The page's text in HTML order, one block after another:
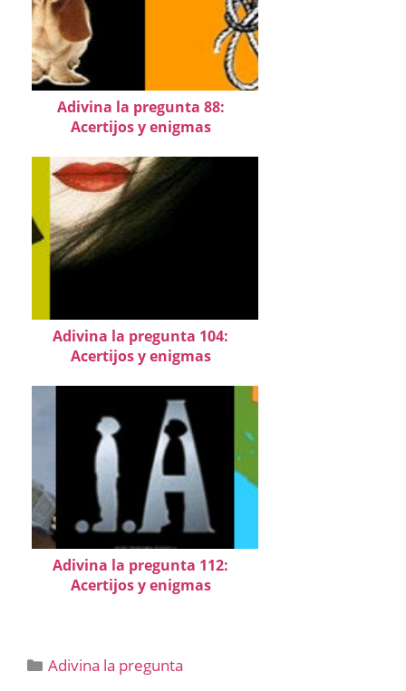
Adivina la pregunta 88:
Acertijos y enigmas
Adivina la pregunta 104:
Acertijos y enigmas
Adivina la pregunta 112:
Acertijos y enigmas
Categorías
Adivina la pregunta